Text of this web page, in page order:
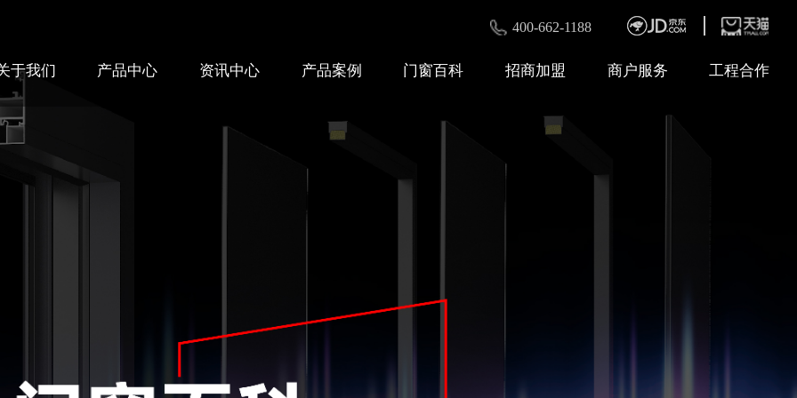
400-662-1188
于我们 产品中心 资讯中心 产品案例 门窗百科 招商加盟 商户服务 工程合作